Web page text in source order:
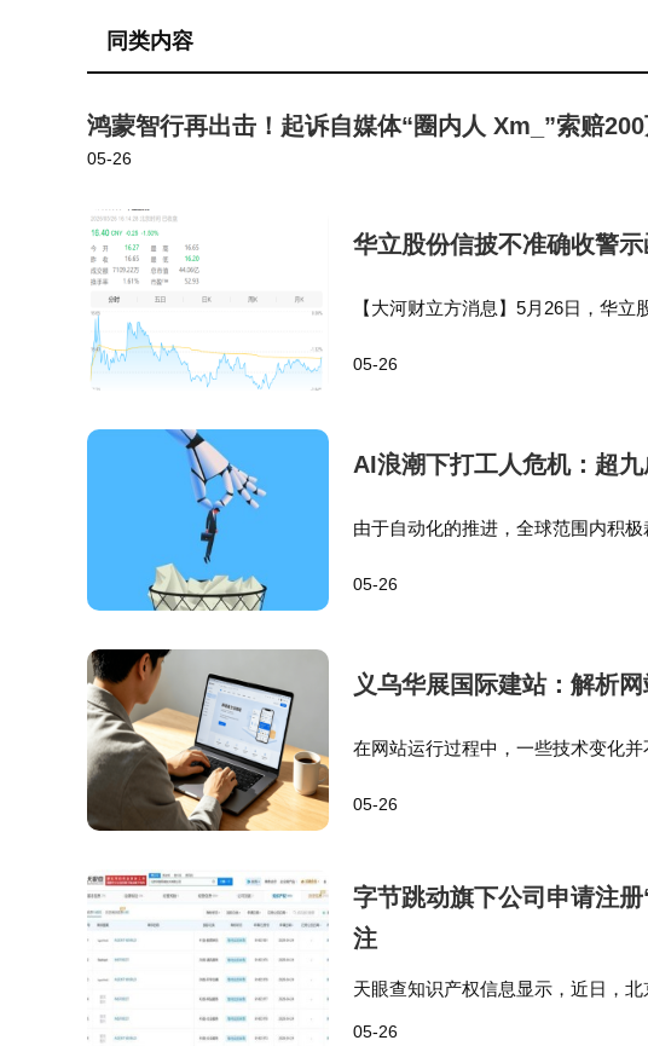
券商板块盘中异动拉升，锦龙股份一度触及涨停，
年全年利润增长约14%，ROE将达到近十年80%分位数
以下，估值性价比凸显。
行业分化或成为证券行业布局的核心主线。中信证
商，以及有望通过并购重组与特色化业务实现突围的券
重组是券商实现外延式发展的有效手段，有助于提升行业
对于市场后续走势，华鑫证券认为，A股市场将延续
长仓位的比例控制。银河证券则表示，外部宏观扰动、
动，但科技主线依然延续强势，市场增量资金充裕的基
会。
同类内容
鸿蒙智行再出击！起诉自媒体“圈内人 Xm_”索赔
05-26
华立股份信披不准确收警
【大河财立方消息】5月26日，华
监局查明，华立股份存在以下违规行
05-26
AI浪潮下打工人危机：超
由于自动化的推进，全球范围内积
人工智能，但超过50%的高管坦言目
05-26
义乌华展国际建站：解析
在网站运行过程中，一些技术变化
华展国际建站被用于标记这些局部技
05-26
字节跳动旗下公司申请注
注
天眼查知识产权信息显示，近日，
05-26